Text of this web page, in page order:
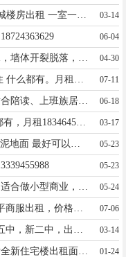
荣华城楼房出租一室一厅 荣华城楼房出租 一室一厅 六楼 不靠大山 不是小三阳.干净卫生. 拎包入住.家电齐全.联系电话 13111505556价格便宜 03-14
06-04
04-30
07-11
三百南二西李铁民北楼，小平方适合陪读、上班族居住，交通便利，室内干净整洁，家电齐全。年租4000元，不月租7层阁楼。招租干净不吸烟的住户，看好说明在联系我：19060655567 06-18
环境非常好，一室一厅 俩室一厅都有，月租18346452648 03-17
05-23
05-23
05-24
南北正大街，和谐家园高层，340平商服出租，价格优惠，联系19845547744 07-06
03-14
01-24